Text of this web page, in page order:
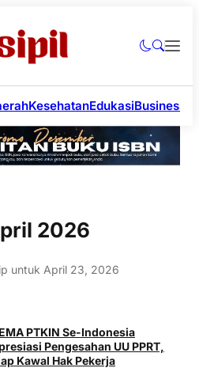
KesehatanEdukasiBusiness
2026
untuk April 23, 2026
PTKIN Se-Indonesia
Pengesahan UU PPRT,
Kawal Hak Pekerja